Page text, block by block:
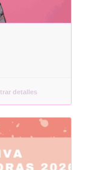
detalles